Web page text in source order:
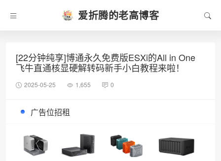
爱折腾的老高博客
[22分钟纯享]博通永久免费版ESXi的All in One
飞牛直通核显硬解转码新手小白教程来啦！
2025-05-25 1,655 0
广告位招租